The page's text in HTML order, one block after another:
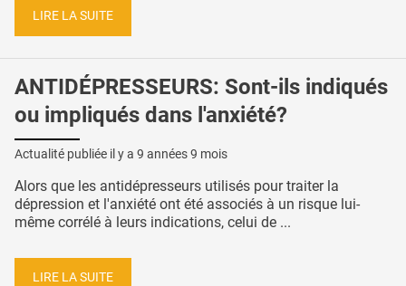
LIRE LA SUITE
ANTIDÉPRESSEURS: Sont-ils indiqués
ou impliqués dans l'anxiété?
Actualité publiée il y a 9 années 9 mois
Alors que les antidépresseurs utilisés pour traiter la
dépression et l'anxiété ont été associés à un risque lui-
même corrélé à leurs indications, celui de ...
LIRE LA SUITE